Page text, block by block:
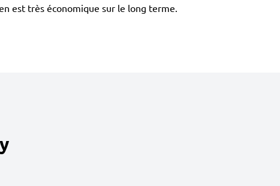
est très économique sur le long terme.